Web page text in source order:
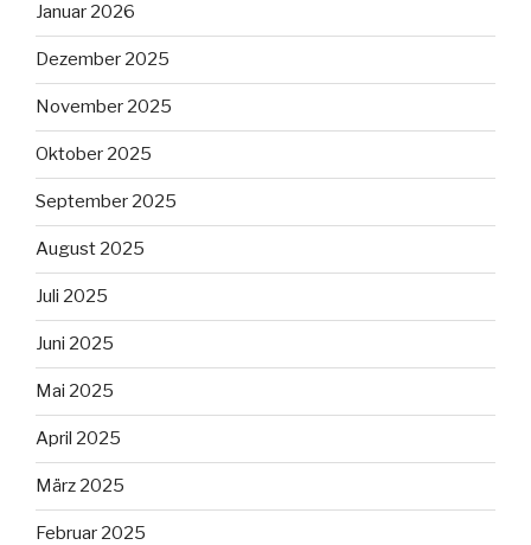
Januar 2026
Dezember 2025
November 2025
Oktober 2025
September 2025
August 2025
Juli 2025
Juni 2025
Mai 2025
April 2025
März 2025
Februar 2025